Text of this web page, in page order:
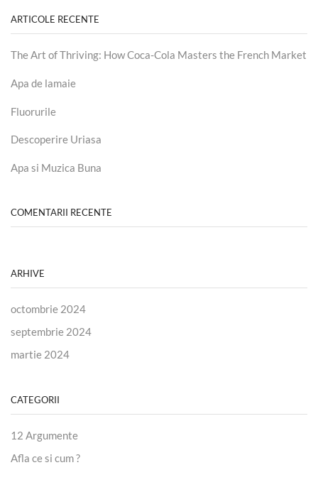
ARTICOLE RECENTE
The Art of Thriving: How Coca-Cola Masters the French Market
Apa de lamaie
Fluorurile
Descoperire Uriasa
Apa si Muzica Buna
COMENTARII RECENTE
ARHIVE
octombrie 2024
septembrie 2024
martie 2024
CATEGORII
12 Argumente
Afla ce si cum ?